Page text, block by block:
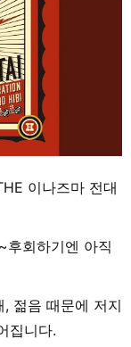
이나즈마 전대
후회하기엔 아직
젊음 때문에 저지
집니다.